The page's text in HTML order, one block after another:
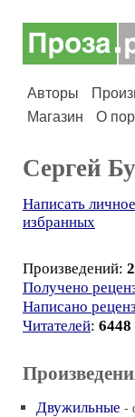
Авторы
Магазин
О
Сергей
Написать
избранных
Произведений:
Получено
Написано
Читателей: 6448
Двужильные -